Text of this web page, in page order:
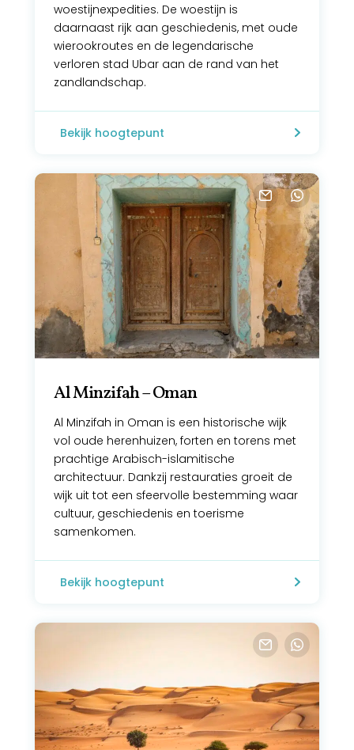
woestijnexpedities. De woestijn is
daarnaast rijk aan geschiedenis, met oude
wierookroutes en de legendarische
verloren stad Ubar aan de rand van het
zandlandschap.
Bekijk hoogtepunt
Al Minzifah – Oman
Al Minzifah in Oman is een historische wijk
vol oude herenhuizen, forten en torens met
prachtige Arabisch-islamitische
architectuur. Dankzij restauraties groeit de
wijk uit tot een sfeervolle bestemming waar
cultuur, geschiedenis en toerisme
samenkomen.
Bekijk hoogtepunt